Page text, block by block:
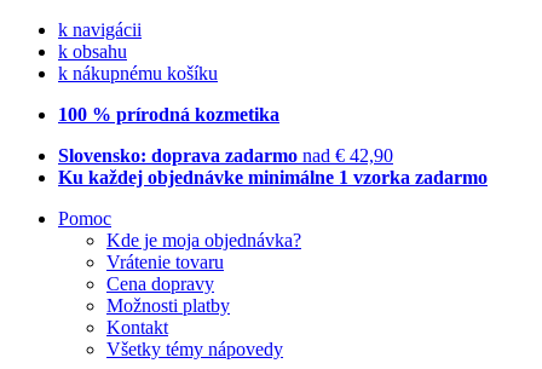
k navigácii
k obsahu
k nákupnému košíku
100 % prírodná kozmetika
Slovensko: doprava zadarmo nad € 42,90
Ku každej objednávke minimálne 1 vzorka zadarmo
Pomoc
Kde je moja objednávka?
Vrátenie tovaru
Cena dopravy
Možnosti platby
Kontakt
Všetky témy nápovedy